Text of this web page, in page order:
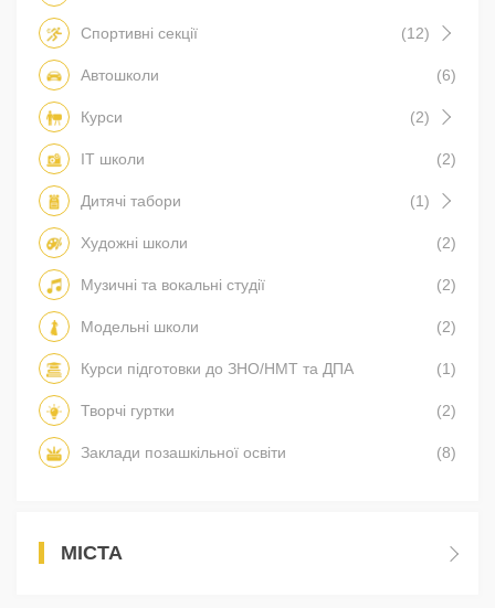
Спортивні секції (12)
Автошколи (6)
Курси (2)
IT школи (2)
Дитячі табори (1)
Художні школи (2)
Музичні та вокальні студії (2)
Модельні школи (2)
Курси підготовки до ЗНО/НМТ та ДПА (1)
Творчі гуртки (2)
Заклади позашкільної освіти (8)
МІСТА